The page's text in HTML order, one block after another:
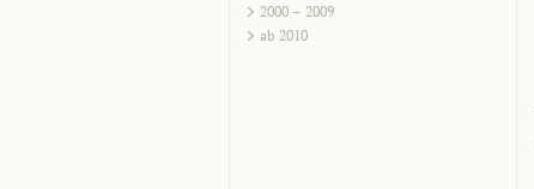
2000 – 2009
ab 2010